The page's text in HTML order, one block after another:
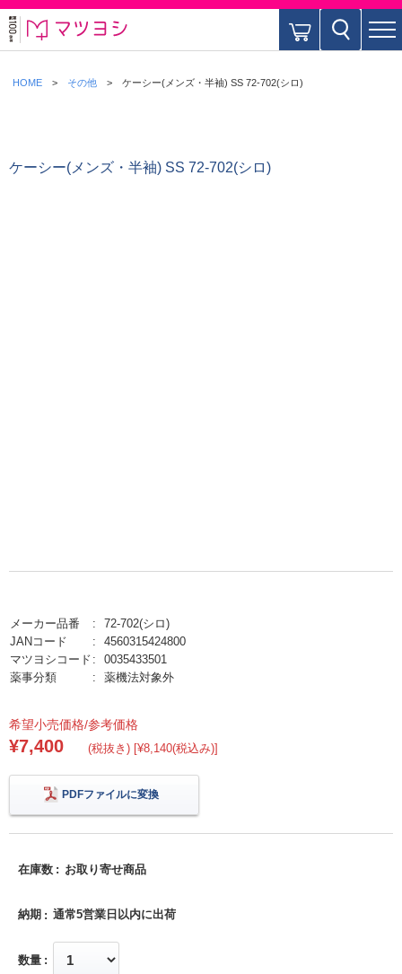
HOME その他 ケーシー(メンズ・半袖) SS 72-702(シロ)
ケーシー(メンズ・半袖) SS 72-702(シロ)
メーカー品番
72-702(シロ)
JANコード
4560315424800
マツヨシコード
0035433501
薬事分類
薬機法対象外
希望小売価格/参考価格
¥7,400 (税抜き) [¥8,140(税込み)]
PDFファイルに変換
在庫数 お取り寄せ商品
納期 通常5営業日以内に出荷
数量